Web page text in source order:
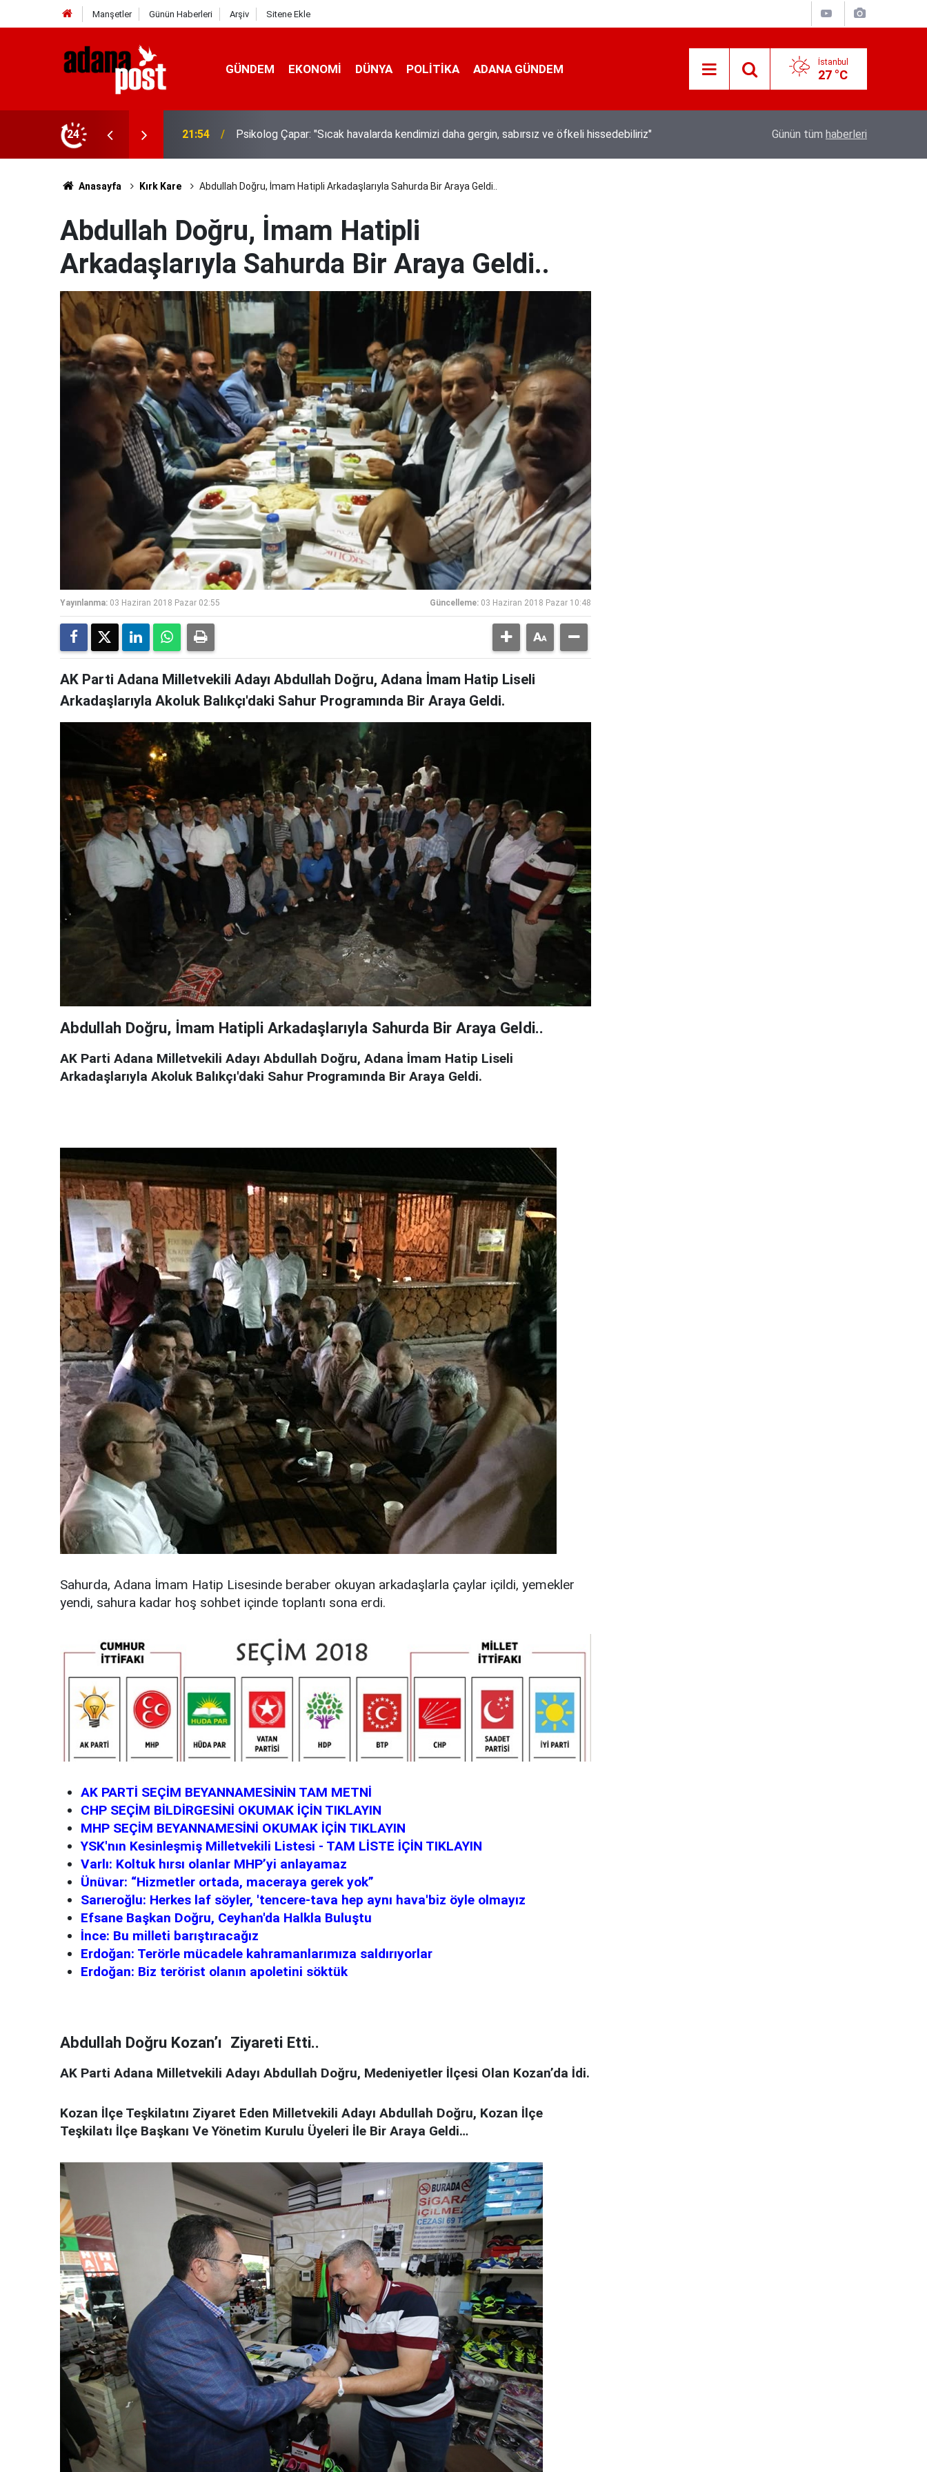
Manşetler Günün Haberleri Arşiv Sitene Ekle
GÜNDEM EKONOMI DÜNYA POLİTİKA ADANA GÜNDEM İstanbul
27 °C
24
sabırsız ve öfkeli hissedebiliriz" 21:49 Kavurucu sıcakta hem kanalda yüzdüler hem karpuz yediler
Yeni İletişim Vizyonu” başlıklı makales
Günün tüm haberleri
Anasayfa Kırk Kare Abdullah Doğru, İmam Hatipli Arkadaşlarıyla Sahurda Bir Araya Geldi..
Abdullah Doğru, İmam Hatipli
Arkadaşlarıyla Sahurda Bir Araya Geldi..
Yayınlanma: 03 Haziran 2018 Pazar 02:55 Güncelleme: 03 Haziran 2018 Pazar 10:48
AK Parti Adana Milletvekili Adayı Abdullah Doğru, Adana İmam Hatip Liseli
Arkadaşlarıyla Akoluk Balıkçı'daki Sahur Programında Bir Araya Geldi.
Abdullah Doğru, İmam Hatipli Arkadaşlarıyla Sahurda Bir Araya Geldi..
AK Parti Adana Milletvekili Adayı Abdullah Doğru, Adana İmam Hatip Liseli
Arkadaşlarıyla Akoluk Balıkçı'daki Sahur Programında Bir Araya Geldi.
Sahurda, Adana İmam Hatip Lisesinde beraber okuyan arkadaşlarla çaylar içildi, yemekler
yendi, sahura kadar hoş sohbet içinde toplantı sona erdi.
AK PARTİ SEÇİM BEYANNAMESİNİN TAM METNİ
CHP SEÇİM BİLDİRGESİNİ OKUMAK İÇİN TIKLAYIN
MHP SEÇİM BEYANNAMESİNİ OKUMAK İÇİN TIKLAYIN
YSK'nın Kesinleşmiş Milletvekili Listesi - TAM LİSTE İÇİN TIKLAYIN
Varlı: Koltuk hırsı olanlar MHP’yi anlayamaz
Ünüvar: “Hizmetler ortada, maceraya gerek yok”
Sarıeroğlu: Herkes laf söyler, 'tencere-tava hep aynı hava'biz öyle olmayız
Efsane Başkan Doğru, Ceyhan'da Halkla Buluştu
İnce: Bu milleti barıştıracağız
Erdoğan: Terörle mücadele kahramanlarımıza saldırıyorlar
Erdoğan: Biz terörist olanın apoletini söktük
Abdullah Doğru Kozan’ı Ziyareti Etti..
AK Parti Adana Milletvekili Adayı Abdullah Doğru, Medeniyetler İlçesi Olan Kozan’da İdi.
Kozan İlçe Teşkilatını Ziyaret Eden Milletvekili Adayı Abdullah Doğru, Kozan İlçe
Teşkilatı İlçe Başkanı Ve Yönetim Kurulu Üyeleri İle Bir Araya Geldi…